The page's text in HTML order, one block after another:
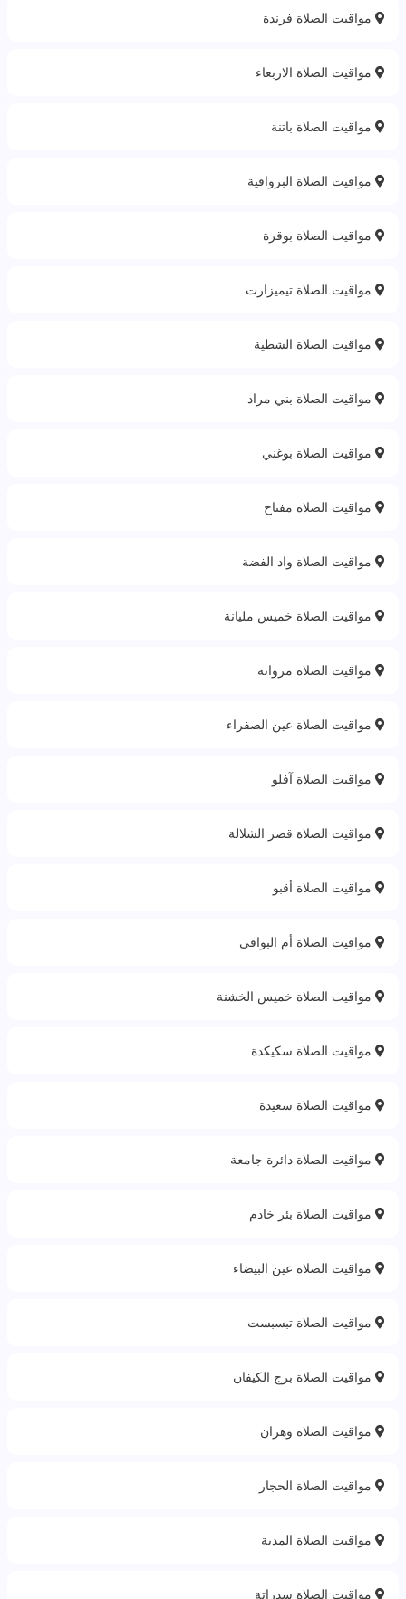
مواقيت الصلاة فرندة
مواقيت الصلاة الاربعاء
مواقيت الصلاة باتنة‎
مواقيت الصلاة البرواقية
مواقيت الصلاة بوقرة
مواقيت الصلاة تيميزارت
مواقيت الصلاة الشطية
مواقيت الصلاة بني مراد
مواقيت الصلاة بوغني
مواقيت الصلاة مفتاح
مواقيت الصلاة واد الفضة
مواقيت الصلاة خميس مليانة
مواقيت الصلاة مروانة
مواقيت الصلاة عين الصفراء
مواقيت الصلاة آفلو
مواقيت الصلاة قصر الشلالة
مواقيت الصلاة أقبو
مواقيت الصلاة أم البواقي
مواقيت الصلاة خميس الخشنة
مواقيت الصلاة سكيكدة
مواقيت الصلاة سعيدة
مواقيت الصلاة دائرة جامعة
مواقيت الصلاة بئر خادم
مواقيت الصلاة عين البيضاء
مواقيت الصلاة تبسبست
مواقيت الصلاة برج الكيفان
مواقيت الصلاة وهران
مواقيت الصلاة الحجار
مواقيت الصلاة المدية‎
مواقيت الصلاة سدراتة